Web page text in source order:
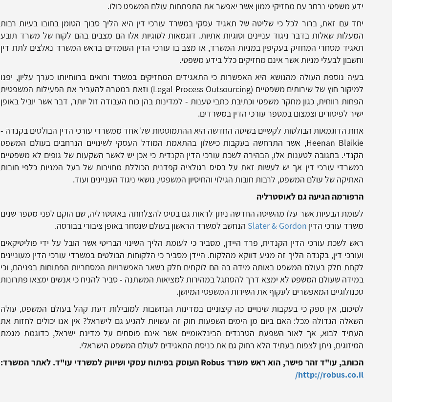
ידע משפטי נרחב עם מחזיקי ממון אשר יאפשר את התפתחות עולם המשפט כולו.
יחד עם זאת, ברור לכל כי שליטה של תאגיד עסקי במשרד עורכי דין היא הליך סבוך הטומן בחובו בעיות רבות
המעלות שאלות בדבר ניגוד עניינים וסוגיות אתיות. דוגמאות לסוגיות אלו הם מצבים בהם לקוח של משרד תובע
תאגיד מסחרי המחזיק בעקיפין במניות המשרד, או מצב בו עורכי הדין העומדים בראש המשרד נאלצים לתת דין
וחשבון לבעלי מניות אשר אינם מחזיקים כלל בידע משפטי.
בעיה נוספת העולה מהנושא היא האפשרות כי התאגידים המחזיקים במשרד ורואים ברווחיותו כערך עליון, יפנו
למיקור חוץ של שירותים משפטיים (Legal Process Outsourcing) וזאת במטרה להעביר את הפעילות המשפטית
הפחות רווחית, כגון מחקר משפטי וכתיבת כתבי טענות - למדינות בהן כוח העבודה זול יותר, דבר אשר יוביל באופן
ישיר לפיטורים וצמצום במספר עורכי הדין במשרדים.
אחת הדוגמאות הבולטות לקשיים בשיטה החדשה היא ההתמוטטות של אחד ממשרדי עורכי הדין הבולטים בקנדה -
Heenan Blaikie, אשר התרחשה בעקבות כישלון בהתאמת המודל העסקי לשינויים הנרחבים בעולם המשפט
הקנדי. בתגובה לטענות אלו, הבהירה לשכת עורכי הדין הקנדית כי אכן יש לאשר השקעות של גופים לא משפטיים
במשרדי עורכי דין אך יש לעשות זאת על בסיס רגולציה קפדנית הכוללת מחויבות של בעל המניות כלפי חובות
האתיקה של עולם המשפט, לרבות חובות הגילוי והחיסיון המשפטי, נושאי ניגוד העניינים ועוד.
הרפורמה הגיעה גם לאוסטרליה
לעומת הבעיות אשר עלו מהשיטה החדשה ניתן לראות גם בסיס להצלחתה באוסטרליה, שם הוקם לפני מספר שנים
משרד עורכי הדין Slater & Gordon הנחשב למשרד הראשון בעולם שנסחר באופן ציבורי בבורסה.
ראש לשכת עורכי הדין הקנדית, פרד היידן, מסביר כי לעומת הליך השינוי הבריטי אשר הובל על ידי פוליטיקאים
ועורכי דין, בקנדה הליך זה מגיע דווקא מהלקוח. היידן מסביר כי הלקוחות הבולטים במשרדי עורכי הדין מעוניינים
לקחת חלק בעולם המשפט באותה מידה בה הם לוקחים חלק בשאר האפשרויות המסחריות הפתוחות בפניהם, וכי
במידה שעולם המשפט לא ימצא דרך להסתגל במהירות למציאות המשתנה - סביר להניח כי אנשים ימצאו פתרונות
טכנולוגיים המאפשרים לעקוף את השירות המשפטי המיושן.
לסיכום, אין ספק כי בעקבות שינויים כה קיצוניים במדינות הנחשבות למובילות דעת קהל בעולם המשפט, עולה
השאלה הגדולה מכל: האם ביום מן הימים השפעות חוק זה עשויות להגיע גם לישראל? אין אנו יכולים לחזות את
העתיד לבוא, אך לאור השפעת הטרנדים הבינלאומיים אשר אינם פוסחים על מדינת ישראל, כדוגמת מגמת
המיזוגים, ניתן לצפות בעתיד הלא רחוק גם את כניסת התאגידים לעולם המשפט הישראלי.
הכותב, עו"ד זהר פישר, הוא ראש משרד Robus העוסק בפיתוח עסקי ושיווק למשרדי עו"ד. לאתר המשרד:
http://robus.co.il
/